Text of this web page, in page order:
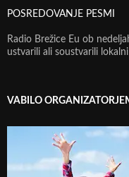
POSREDOVANJE PESMI
Radio Brežice Eu ob
ustvarili ali soustvarili
VABILO